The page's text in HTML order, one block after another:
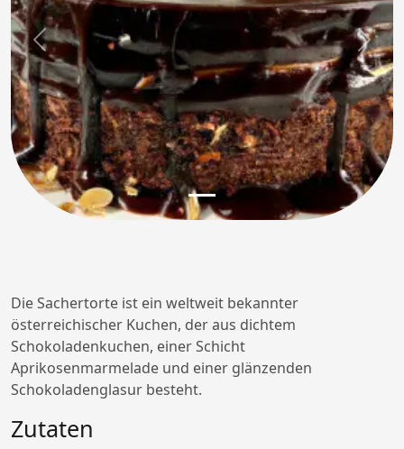
Previous Next
Die Sachertorte ist ein weltweit bekannter
österreichischer Kuchen, der aus dichtem
Schokoladenkuchen, einer Schicht
Aprikosenmarmelade und einer glänzenden
Schokoladenglasur besteht.
Zutaten